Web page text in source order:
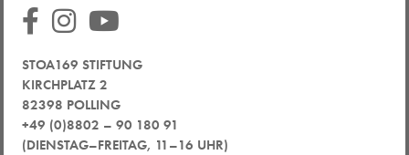
STOA169 STIFTUNG
KIRCHPLATZ 2
82398 POLLING
+49 (0)8802 – 90 180 91
(DIENSTAG–FREITAG, 11–16 UHR)